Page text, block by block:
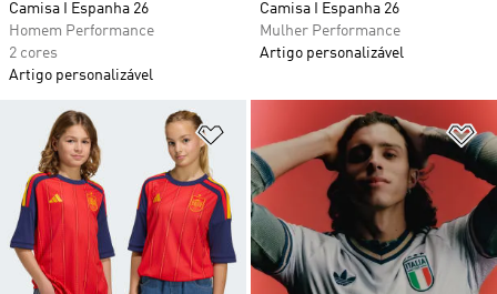
Camisa I Espanha 26
Homem Performance
2 cores
Artigo personalizável
Camisa I Espanha 26
Mulher Performance
Artigo personalizável
Adicionar à Lista de Desejos